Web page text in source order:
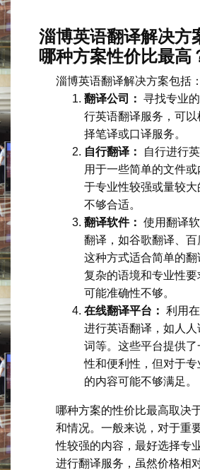
淄博英语翻译解决方
哪种方案性价比最高
淄博英语翻译解决方案包括：
翻译公司： 寻找专业
行英语翻译服务，可
择笔译或口译服务。
自行翻译：
自行进行
用于一些简单的文件
于专业性较强或量较
不够合适。
翻译软件： 使用翻译
翻译，如谷歌翻译、百
这种方式适合简单的
复杂的语境和专业性要
可能准确性不够。
在线翻译平台： 利用
进行英语翻译，如人
词等。这些平台提供了
性和便利性，但对于专
的内容可能不够满足。
哪种方案的性价比最高取决
和情况。一般来说，对于重
性较强的内容，最好选择专
进行翻译服务，虽然价格相